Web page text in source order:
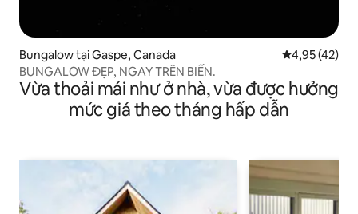
Bungalow tại Gaspe, Canada Xếp hạng
4,95 (42)
BUNGALOW ĐẸP, NGAY TRÊN BIỂN.
Vừa thoải mái như ở nhà, vừa được hưởng
mức giá theo tháng hấp dẫn